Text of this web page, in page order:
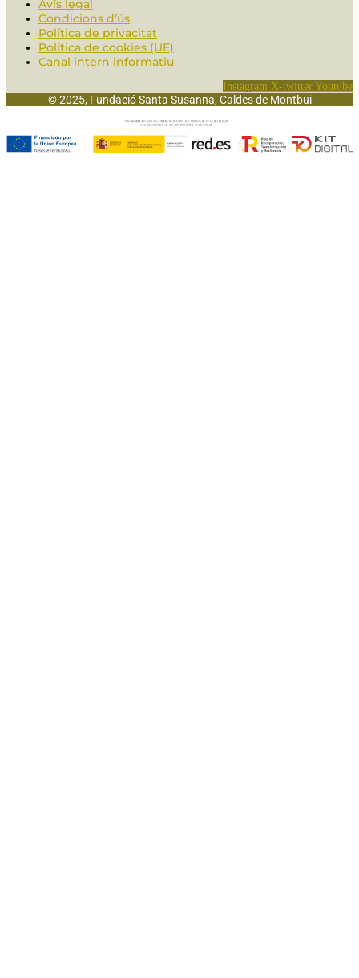
Avís legal
Condicions d’ús
Política de privacitat
Política de cookies (UE)
Canal intern informatiu
Instagram X-twitter Youtube
© 2025, Fundació Santa Susanna, Caldes de Montbui